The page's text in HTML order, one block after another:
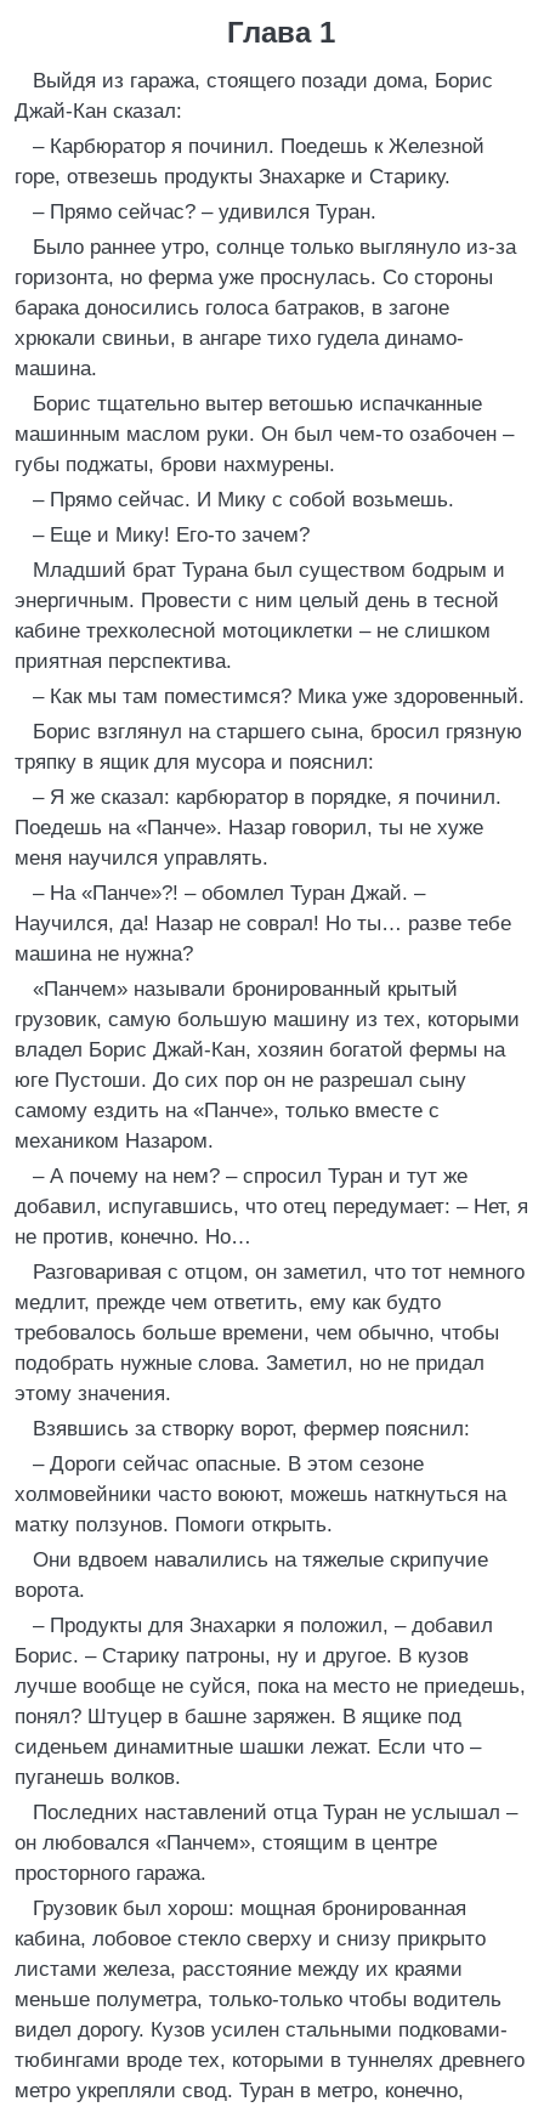
Глава 1
Выйдя из гаража, стоящего позади дома, Борис
Джай-Кан сказал:
– Карбюратор я починил. Поедешь к Железной
горе, отвезешь продукты Знахарке и Старику.
– Прямо сейчас? – удивился Туран.
Было раннее утро, солнце только выглянуло из-за
горизонта, но ферма уже проснулась. Со стороны
барака доносились голоса батраков, в загоне
хрюкали свиньи, в ангаре тихо гудела динамо-
машина.
Борис тщательно вытер ветошью испачканные
машинным маслом руки. Он был чем-то озабочен –
губы поджаты, брови нахмурены.
– Прямо сейчас. И Мику с собой возьмешь.
– Еще и Мику! Его-то зачем?
Младший брат Турана был существом бодрым и
энергичным. Провести с ним целый день в тесной
кабине трехколесной мотоциклетки – не слишком
приятная перспектива.
– Как мы там поместимся? Мика уже здоровенный.
Борис взглянул на старшего сына, бросил грязную
тряпку в ящик для мусора и пояснил:
– Я же сказал: карбюратор в порядке, я починил.
Поедешь на «Панче». Назар говорил, ты не хуже
меня научился управлять.
– На «Панче»?! – обомлел Туран Джай. –
Научился, да! Назар не соврал! Но ты… разве тебе
машина не нужна?
«Панчем» называли бронированный крытый
грузовик, самую большую машину из тех, которыми
владел Борис Джай-Кан, хозяин богатой фермы на
юге Пустоши. До сих пор он не разрешал сыну
самому ездить на «Панче», только вместе с
механиком Назаром.
– А почему на нем? – спросил Туран и тут же
добавил, испугавшись, что отец передумает: – Нет, я
не против, конечно. Но…
Разговаривая с отцом, он заметил, что тот немного
медлит, прежде чем ответить, ему как будто
требовалось больше времени, чем обычно, чтобы
подобрать нужные слова. Заметил, но не придал
этому значения.
Взявшись за створку ворот, фермер пояснил:
– Дороги сейчас опасные. В этом сезоне
холмовейники часто воюют, можешь наткнуться на
матку ползунов. Помоги открыть.
Они вдвоем навалились на тяжелые скрипучие
ворота.
– Продукты для Знахарки я положил, – добавил
Борис. – Старику патроны, ну и другое. В кузов
лучше вообще не суйся, пока на место не приедешь,
понял? Штуцер в башне заряжен. В ящике под
сиденьем динамитные шашки лежат. Если что –
пуганешь волков.
Последних наставлений отца Туран не услышал –
он любовался «Панчем», стоящим в центре
просторного гаража.
Грузовик был хорош: мощная бронированная
кабина, лобовое стекло сверху и снизу прикрыто
листами железа, расстояние между их краями
меньше полуметра, только-только чтобы водитель
видел дорогу. Кузов усилен стальными подковами-
тюбингами вроде тех, которыми в туннелях древнего
метро укрепляли свод. Туран в метро, конечно,